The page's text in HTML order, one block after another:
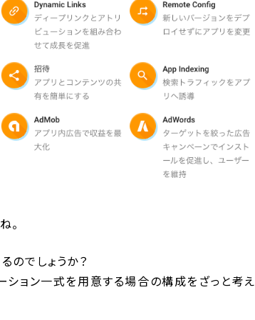
。
のでしょうか？
ション一式を用意する場合の構成をざっと考え